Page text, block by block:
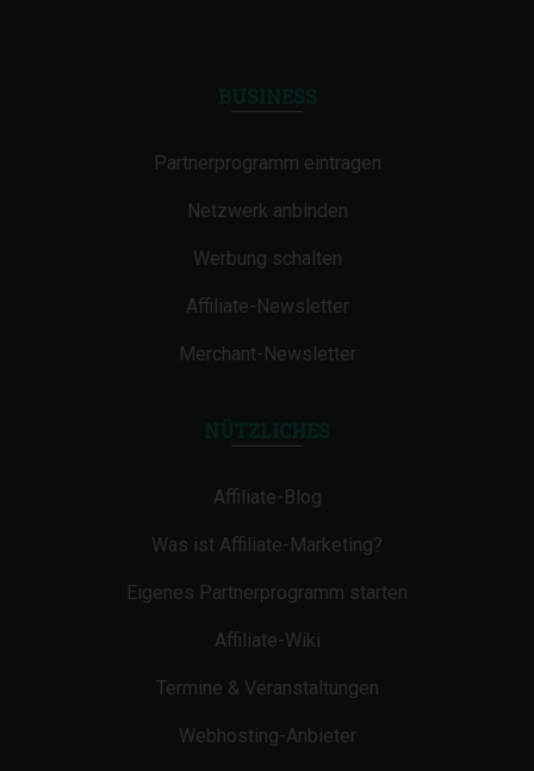
Partnerprogramm eintragen
Netzwerk anbinden
Werbung schalten
Affiliate-Newsletter
Merchant-Newsletter
Affiliate-Blog
Was ist Affiliate-Marketing?
Eigenes Partnerprogramm starten
Affiliate-Wiki
Termine & Veranstaltungen
Webhosting-Anbieter